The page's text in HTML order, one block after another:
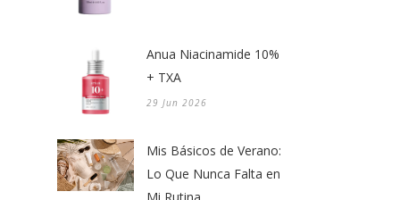
Anua Niacinamide 10%
+ TXA
29 Jun 2026
Mis Básicos de Verano:
Lo Que Nunca Falta en